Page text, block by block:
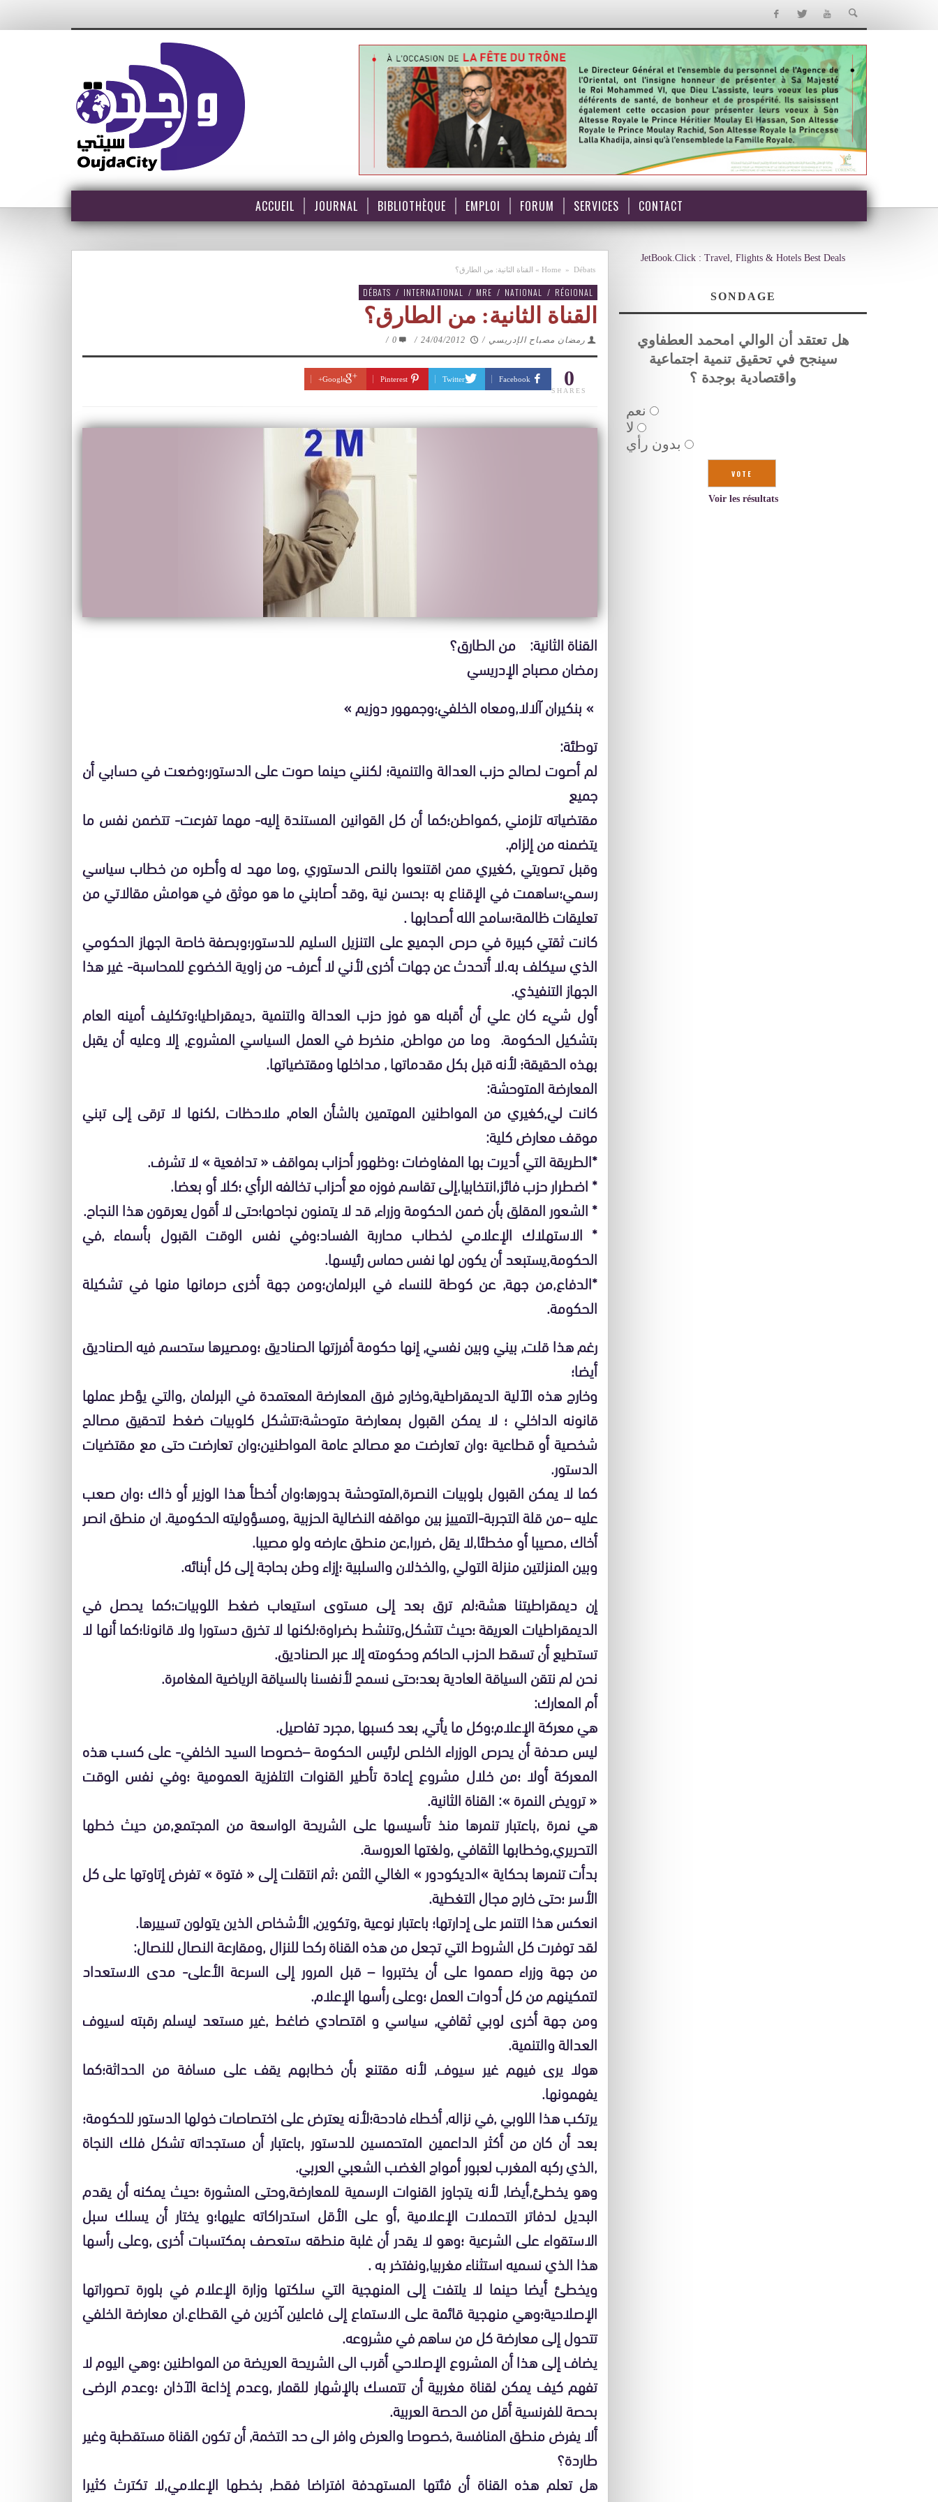
ACCUEIL JOURNAL BIBLIOTHÈQUE EMPLOI FORUM SERVICES CONTACT
Home » Débats
» القناة الثانية: من الطارق؟
DÉBATS / INTERNATIONAL / MRE / NATIONAL / RÉGIONAL
القناة الثانية: من الطارق؟
رمضان مصباح الإدريسي /
24/04/2012
/
0
/
0
SHARES
Facebook
Twitter
Pinterest
Google+
القناة الثانية: من الطارق؟
رمضان مصباح الإدريسي
» بنكيران آلالا,ومعاه الخلفي؛وجمهور دوزيم »
توطئة:
لم أصوت لصالح حزب العدالة والتنمية؛ لكنني حينما صوت على الدستور؛وضعت في حسابي أن
جميع
مقتضياته تلزمني ,كمواطن؛كما أن كل القوانين المستندة إليه- مهما تفرعت- تتضمن نفس ما
يتضمنه من إلزام.
وقبل تصويتي ,كغيري ممن اقتنعوا بالنص الدستوري ,وما مهد له وأطره من خطاب سياسي
رسمي؛ساهمت في الإقناع به ؛بحسن نية ,وقد أصابني ما هو موثق في هوامش مقالاتي من
تعليقات ظالمة؛سامح الله أصحابها .
كانت ثقتي كبيرة في حرص الجميع على التنزيل السليم للدستور؛وبصفة خاصة الجهاز الحكومي
الذي سيكلف به.لا أتحدث عن جهات أخرى لأني لا أعرف- من زاوية الخضوع للمحاسبة- غير هذا
الجهاز التنفيذي.
أول شيء كان علي أن أقبله هو فوز حزب العدالة والتنمية ,ديمقراطيا؛وتكليف أمينه العام
بتشكيل الحكومة. وما من مواطن, منخرط في العمل السياسي المشروع, إلا وعليه أن يقبل
بهذه الحقيقة؛ لأنه قبل بكل مقدماتها , مداخلها ومقتضياتها.
المعارضة المتوحشة:
كانت لي,كغيري من المواطنين المهتمين بالشأن العام, ملاحظات ,لكنها لا ترقى إلى تبني
موقف معارض كلية:
*الطريقة التي أديرت بها المفاوضات ؛وظهور أحزاب بمواقف « تدافعية » لا تشرف.
* اضطرار حزب فائز,انتخابيا,إلى تقاسم فوزه مع أحزاب تخالفه الرأي ؛كلا أو بعضا.
* الشعور المقلق بأن ضمن الحكومة وزراء, قد لا يتمنون نجاحها؛حتى لا أقول يعرقون هذا النجاح.
* الاستهلاك الإعلامي لخطاب محاربة الفساد؛وفي نفس الوقت القبول بأسماء ,في
الحكومة,يستبعد أن يكون لها نفس حماس رئيسها.
*الدفاع,من جهة, عن كوطة للنساء في البرلمان؛ومن جهة أخرى حرمانها منها في تشكيلة
الحكومة.
رغم هذا قلت, بيني وبين نفسي, إنها حكومة أفرزتها الصناديق ؛ومصيرها ستحسم فيه الصناديق
أيضا؛
وخارج هذه الآلية الديمقراطية,وخارج فرق المعارضة المعتمدة في البرلمان ,والتي يؤطر عملها
قانونه الداخلي ؛ لا يمكن القبول بمعارضة متوحشة؛تتشكل كلوبيات ضغط لتحقيق مصالح
شخصية أو قطاعية ؛وان تعارضت مع مصالح عامة المواطنين؛وان تعارضت حتى مع مقتضيات
الدستور.
كما لا يمكن القبول بلوبيات النصرة,المتوحشة بدورها؛وان أخطأ هذا الوزير أو ذاك ؛وان صعب
عليه –من قلة التجربة-التمييز بين مواقفه النضالية الحزبية ,ومسؤوليته الحكومية. ان منطق انصر
أخاك ,مصيبا أو مخطئا,لا يقل ,ضررا,عن منطق عارضه ولو مصيبا.
وبين المنزلتين منزلة التولي ,والخذلان والسلبية ؛إزاء وطن بحاجة إلى كل أبنائه.
إن ديمقراطيتنا هشة؛لم ترق بعد إلى مستوى استيعاب ضغط اللوبيات؛كما يحصل في
الديمقراطيات العريقة ؛حيث تتشكل,وتنشط بضراوة؛لكنها لا تخرق دستورا ولا قانونا؛كما أنها لا
تستطيع أن تسقط الحزب الحاكم وحكومته إلا عبر الصناديق.
نحن لم نتقن السياقة العادية بعد؛حتى نسمح لأنفسنا بالسياقة الرياضية المغامرة.
أم المعارك:
هي معركة الإعلام؛وكل ما يأتي, بعد كسبها ,مجرد تفاصيل.
ليس صدفة أن يحرص الوزراء الخلص لرئيس الحكومة –خصوصا السيد الخلفي- على كسب هذه
المعركة أولا ؛من خلال مشروع إعادة تأطير القنوات التلفزية العمومية ؛وفي نفس الوقت
« ترويض النمرة »: القناة الثانية.
هي نمرة ,باعتبار تنمرها منذ تأسيسها على الشريحة الواسعة من المجتمع,من حيث خطها
التحريري,وخطابها الثقافي ,ولغتها العروسة.
بدأت تنمرها بحكاية »الديكودور » الغالي الثمن ؛ثم انتقلت إلى « فتوة » تفرض إتاوتها على كل
الأسر ؛حتى خارج مجال التغطية.
انعكس هذا التنمر على إدارتها؛ باعتبار نوعية ,وتكوين, الأشخاص الذين يتولون تسييرها.
لقد توفرت كل الشروط التي تجعل من هذه القناة ركحا للنزال ,ومقارعة النصال للنصال:
من جهة وزراء صمموا على أن يختبروا – قبل المرور إلى السرعة الأعلى- مدى الاستعداد
لتمكينهم من كل أدوات العمل ؛وعلى رأسها الإعلام.
ومن جهة أخرى لوبي ثقافي, سياسي و اقتصادي ضاغط ,غير مستعد ليسلم رقبته لسيوف
العدالة والتنمية.
هولا يرى فيهم غير سيوف, لأنه مقتنع بأن خطابهم يقف على مسافة من الحداثة؛كما
يفهمونها.
يرتكب هذا اللوبي ,في نزاله, أخطاء فادحة؛لأنه يعترض على اختصاصات خولها الدستور للحكومة؛
بعد أن كان من أكثر الداعمين المتحمسين للدستور ,باعتبار أن مستجداته تشكل فلك النجاة
,الذي ركبه المغرب لعبور أمواج الغضب الشعبي العربي.
وهو يخطئ,أيضا, لأنه يتجاوز القنوات الرسمية للمعارضة,وحتى المشورة ؛حيث يمكنه أن يقدم
البديل لدفاتر التحملات الإعلامية ,أو على الأقل استدراكاته عليها؛و يختار أن يسلك سبل
الاستقواء على الشرعية ؛وهو لا يقدر أن غلبة منطقه ستعصف بمكتسبات أخرى ,وعلى رأسها
هذا الذي نسميه استثناء مغربيا,ونفتخر به .
ويخطئ أيضا حينما لا يلتفت إلى المنهجية التي سلكتها وزارة الإعلام في بلورة تصوراتها
الإصلاحية؛وهي منهجية قائمة على الاستماع إلى فاعلين آخرين في القطاع.ان معارضة الخلفي
تتحول إلى معارضة كل من ساهم في مشروعه.
يضاف إلى هذا أن المشروع الإصلاحي أقرب الى الشريحة العريضة من المواطنين ؛وهي اليوم لا
تفهم كيف يمكن لقناة مغربية أن تتمسك بالإشهار للقمار ,وعدم إذاعة الآذان ؛وعدم الرضى
بحصة للفرنسية أقل من الحصة العربية.
ألا يفرض منطق المنافسة ,خصوصا والعرض وافر الى حد التخمة, أن تكون القناة مستقطبة وغير
طاردة؟
هل تعلم هذه القناة أن فئتها المستهدفة افتراضا فقط, بخطها الإعلامي,لا تكترث كثيرا
JetBook.Click : Travel, Flights & Hotels Best Deals
SONDAGE
هل تعتقد أن الوالي امحمد العطفاوي
سينجح في تحقيق تنمية اجتماعية
واقتصادية بوجدة ؟
نعم
لا
بدون رأي
Voir les résultats